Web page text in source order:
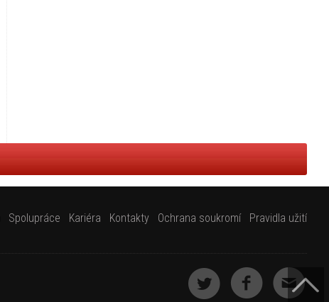
Spolupráce Kariéra Kontakty Ochrana soukromí Pravidla užití